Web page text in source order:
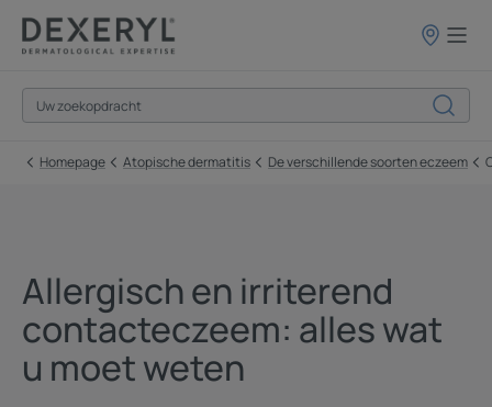
Homepage Atopische dermatitis De verschillende soorten eczeem
Allergisch en irriterend
contacteczeem: alles wat
u moet weten